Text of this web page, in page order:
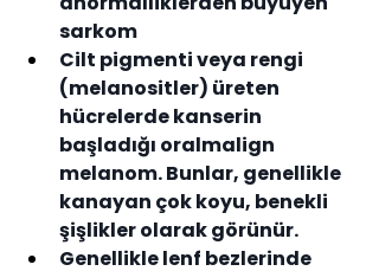
sarkom
Cilt pigmenti veya rengi
(melanositler) üreten
hücrelerde kanserin
başladığı oralmalign
melanom. Bunlar, genellikle
kanayan çok koyu, benekli
şişlikler olarak görünür.
Genellikle lenf bezlerinde